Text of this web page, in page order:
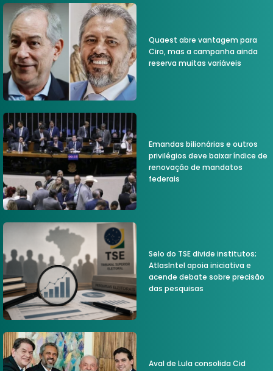
Quaest abre vantagem para
Ciro, mas a campanha ainda
reserva muitas variáveis
Emandas bilionárias e outros
privilégios deve baixar índice de
renovação de mandatos
federais
Selo do TSE divide institutos;
AtlasIntel apoia iniciativa e
acende debate sobre precisão
das pesquisas
Aval de Lula consolida Cid